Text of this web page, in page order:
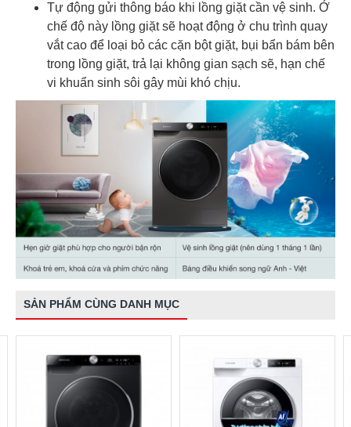
Tự động gửi thông báo khi lồng giặt cần vệ sinh. Ở
chế độ này lồng giặt sẽ hoạt động ở chu trình quay
vắt cao để loại bỏ các cặn bột giặt, bụi bẩn bám bên
trong lồng giặt, trả lại không gian sạch sẽ, hạn chế
vi khuẩn sinh sôi gây mùi khó chịu.
SẢN PHẨM CÙNG DANH MỤC